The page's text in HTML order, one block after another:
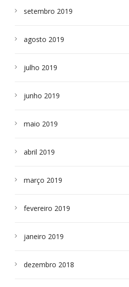
setembro 2019
agosto 2019
julho 2019
junho 2019
maio 2019
abril 2019
março 2019
fevereiro 2019
janeiro 2019
dezembro 2018